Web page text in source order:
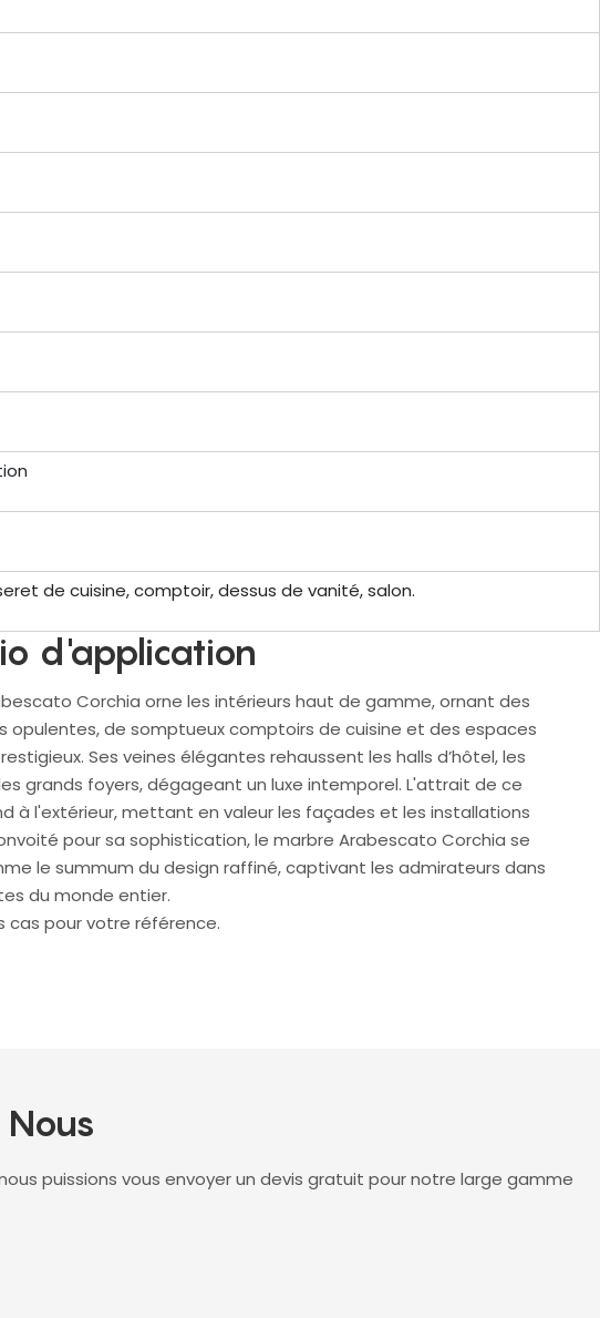
de cuisine, comptoir, dessus de vanité, salon.
d'application
Corchia orne les intérieurs haut de gamme, ornant des
opulentes, de somptueux comptoirs de cuisine et des espaces
Ses veines élégantes rehaussent les halls d’hôtel, les
grands foyers, dégageant un luxe intemporel. L'attrait de ce
à l'extérieur, mettant en valeur les façades et les installations
pour sa sophistication, le marbre Arabescato Corchia se
le summum du design raffiné, captivant les admirateurs dans
du monde entier.
cas pour votre référence.
puissions vous envoyer un devis gratuit pour notre large gamme